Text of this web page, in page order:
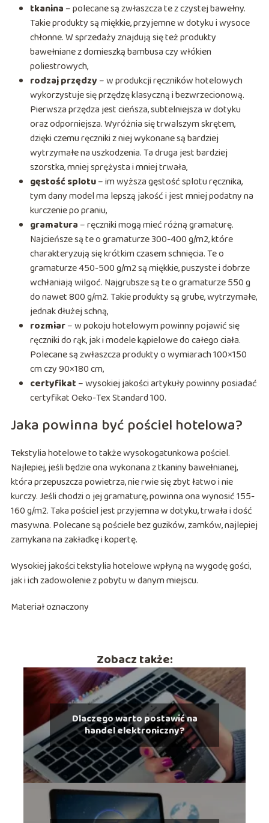
tkanina – polecane są zwłaszcza te z czystej bawełny.
Takie produkty są miękkie, przyjemne w dotyku i wysoce
chłonne. W sprzedaży znajdują się też produkty
bawełniane z domieszką bambusa czy włókien
poliestrowych,
rodzaj przędzy – w produkcji ręczników hotelowych
wykorzystuje się przędzę klasyczną i bezwrzecionową.
Pierwsza przędza jest cieńsza, subtelniejsza w dotyku
oraz odporniejsza. Wyróżnia się trwalszym skrętem,
dzięki czemu ręczniki z niej wykonane są bardziej
wytrzymałe na uszkodzenia. Ta druga jest bardziej
szorstka, mniej sprężysta i mniej trwała,
gęstość splotu– im wyższa gęstość splotu ręcznika,
tym dany model ma lepszą jakość i jest mniej podatny na
kurczenie po praniu,
gramatura – ręczniki mogą mieć różną gramaturę.
Najcieńsze są te o gramaturze 300-400 g/m2, które
charakteryzują się krótkim czasem schnięcia. Te o
gramaturze 450-500 g/m2 są miękkie, puszyste i dobrze
wchłaniają wilgoć. Najgrubsze są te o gramaturze 550 g
do nawet 800 g/m2. Takie produkty są grube, wytrzymałe,
jednak dłużej schną,
rozmiar– w pokoju hotelowym powinny pojawić się
ręczniki do rąk, jak i modele kąpielowe do całego ciała.
Polecane są zwłaszcza produkty o wymiarach 100×150
cm czy 90×180 cm,
certyfikat – wysokiej jakości artykuły powinny posiadać
certyfikat Oeko-Tex Standard 100.
Jaka powinna być pościel hotelowa?
Tekstylia hotelowe to także wysokogatunkowa pościel.
Najlepiej, jeśli będzie ona wykonana z tkaniny bawełnianej,
która przepuszcza powietrza, nie rwie się zbyt łatwo i nie
kurczy. Jeśli chodzi o jej gramaturę, powinna ona wynosić 155-
160 g/m2. Taka pościel jest przyjemna w dotyku, trwała i dość
masywna. Polecane są pościele bez guzików, zamków, najlepiej
zamykana na zakładkę i kopertę.
Wysokiej jakości tekstylia hotelowe wpłyną na wygodę gości,
jak i ich zadowolenie z pobytu w danym miejscu.
Materiał oznaczony
Zobacz także:
Dlaczego warto postawić na
handel elektroniczny?